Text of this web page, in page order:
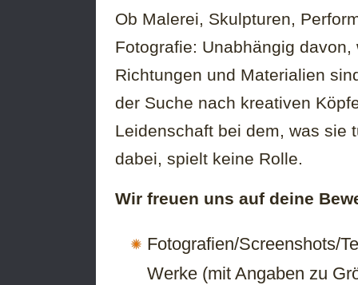
Ob Malerei, Skulpturen,
Fotografie: Unabhängig
Richtungen und Materialien
der Suche nach kreativen
Leidenschaft bei dem, was sie
dabei, spielt keine Rolle.
Wir freuen uns auf deine
Fotografien/Screenshots/
Werke (mit Angaben zu